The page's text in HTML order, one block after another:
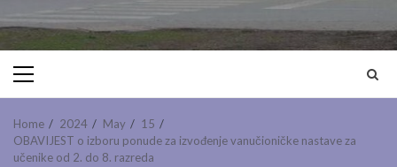
Primary
Menu
Home 2024 May
15
OBAVIJEST o izboru ponude za izvođenje vanučioničke nastave za
učenike od 2. do 8. razreda